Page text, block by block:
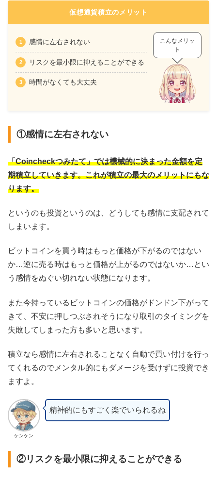
仮想通貨積立のメリット
感情に左右されない
リスクを最小限に抑えることができる
時間がなくても大丈夫
こんなメリッ
ト
①感情に左右されない
「Coincheckつみたて」では機械的に決まった金額を定
期積立していきます。これが積立の最大のメリットにもな
ります。
というのも投資というのは、どうしても感情に支配されて
しまいます。
ビットコインを買う時はもっと価格が下がるのではない
か…逆に売る時はもっと価格が上がるのではないか…とい
う感情をぬぐい切れない状態になります。
また今持っているビットコインの価格がドンドン下がって
きて、不安に押しつぶされそうになり取引のタイミングを
失敗してしまった方も多いと思います。
積立なら感情に左右されることなく自動で買い付けを行っ
てくれるのでメンタル的にもダメージを受けずに投資でき
ますよ。
ケンケン
精神的にもすごく楽でいられるね
②リスクを最小限に抑えることができる